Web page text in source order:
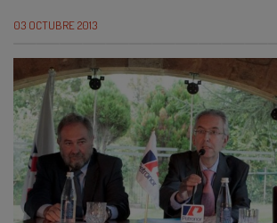
03 OCTUBRE 2013